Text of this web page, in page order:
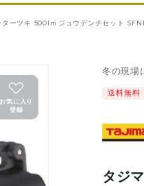
ターツキ 500lm ジュウデンチセット
お気に入り
登録
冬の現場
送料無料
タジ